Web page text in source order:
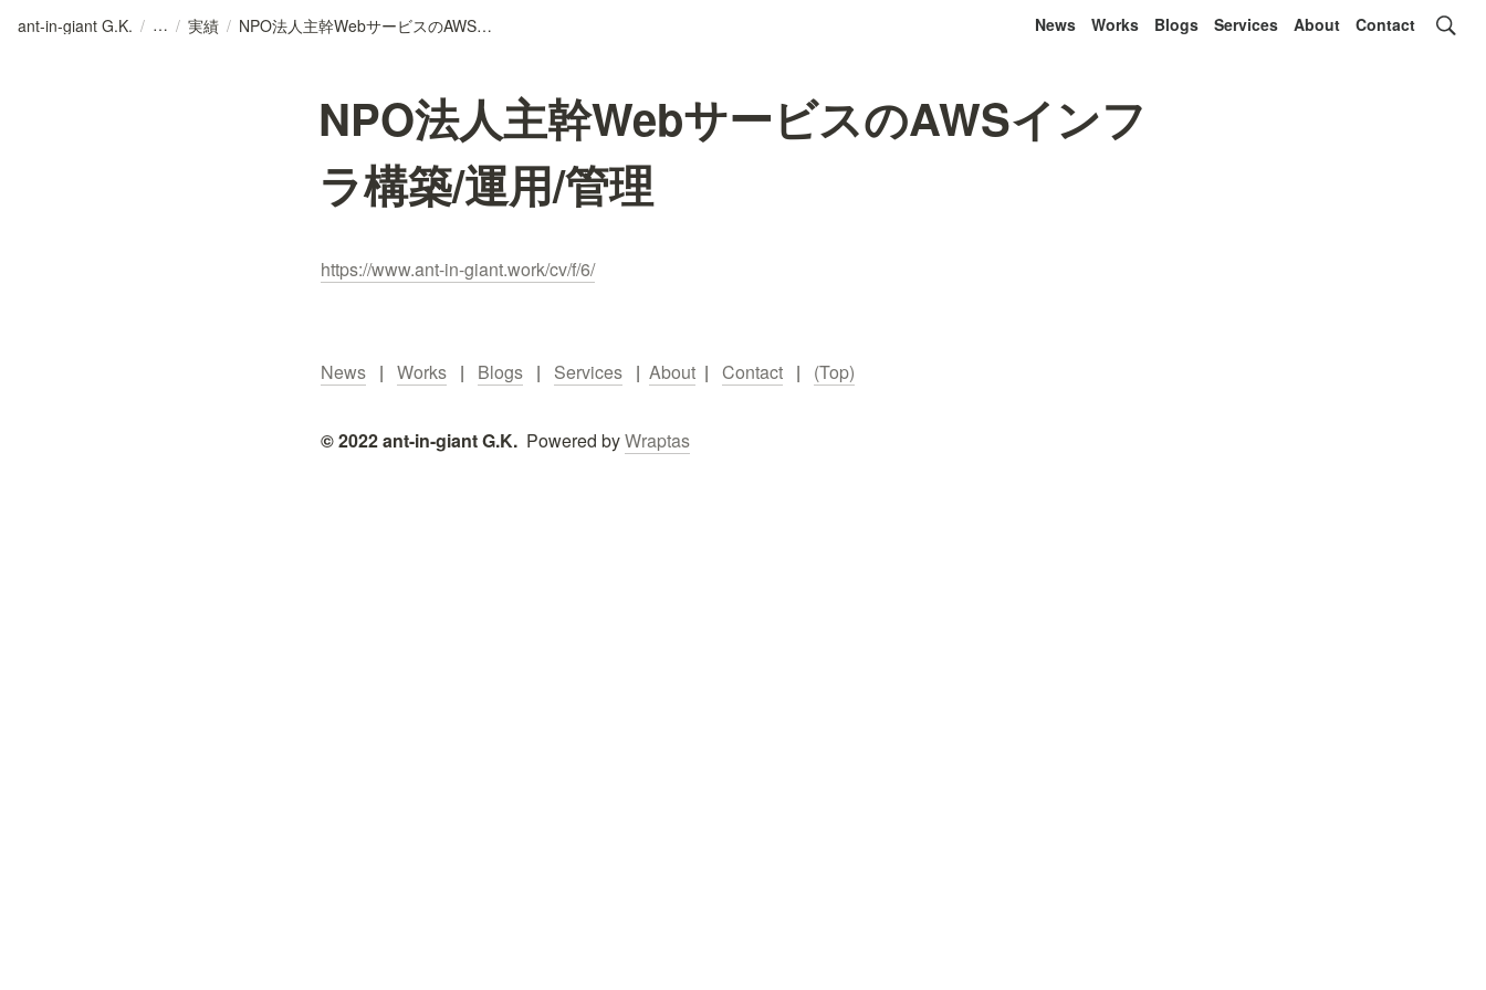
ant-in-giant G.K. / / 実績 / NPO法人主幹WebサービスのAWSインフラ構築/運用/管理 News Works Blogs Services About Contact
NPO法人主幹WebサービスのAWSインフ
ラ構築/運用/管理
https://www.ant-in-giant.work/cv/f/6/
News
   |
Works
   |
Blogs
   |
Services
   |
About
  |
Contact
   |
(Top)
© 2022 ant-in-giant G.K. Powered by Wraptas